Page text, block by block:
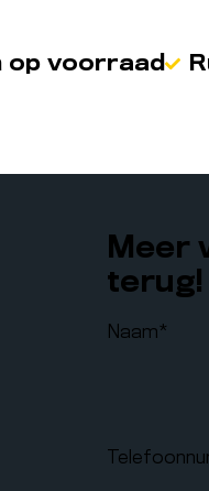
op voorraad
Meer
terug!
Naam*